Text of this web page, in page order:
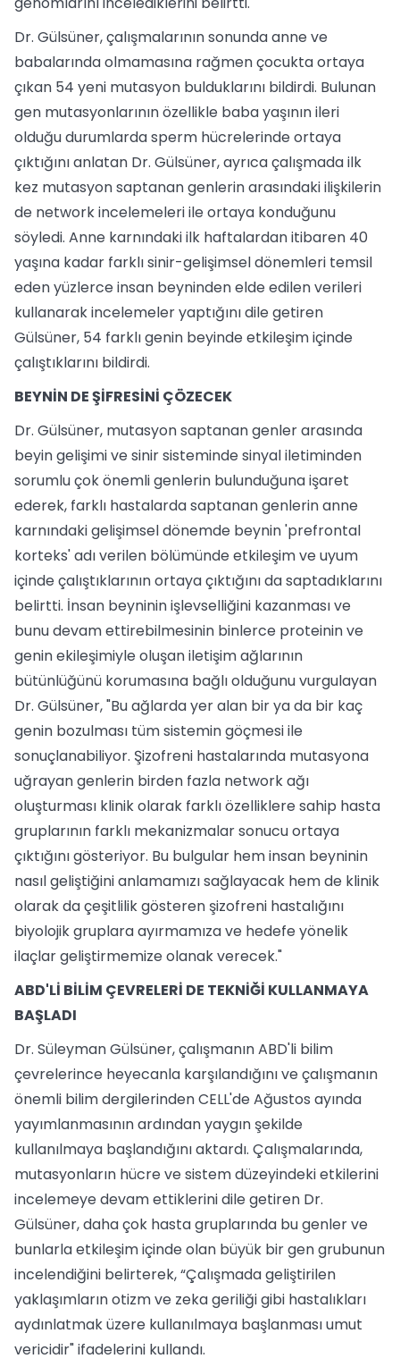
Dr. Gülsüner, çalışmalarının sonunda anne ve
babalarında olmamasına rağmen çocukta ortaya
çıkan 54 yeni mutasyon bulduklarını bildirdi. Bulunan
gen mutasyonlarının özellikle baba yaşının ileri
olduğu durumlarda sperm hücrelerinde ortaya
çıktığını anlatan Dr. Gülsüner, ayrıca çalışmada ilk
kez mutasyon saptanan genlerin arasındaki ilişkilerin
de network incelemeleri ile ortaya konduğunu
söyledi. Anne karnındaki ilk haftalardan itibaren 40
yaşına kadar farklı sinir-gelişimsel dönemleri temsil
eden yüzlerce insan beyninden elde edilen verileri
kullanarak incelemeler yaptığını dile getiren
Gülsüner, 54 farklı genin beyinde etkileşim içinde
çalıştıklarını bildirdi.
BEYNİN DE ŞİFRESİNİ ÇÖZECEK
Dr. Gülsüner, mutasyon saptanan genler arasında
beyin gelişimi ve sinir sisteminde sinyal iletiminden
sorumlu çok önemli genlerin bulunduğuna işaret
ederek, farklı hastalarda saptanan genlerin anne
karnındaki gelişimsel dönemde beynin 'prefrontal
korteks' adı verilen bölümünde etkileşim ve uyum
içinde çalıştıklarının ortaya çıktığını da saptadıklarını
belirtti. İnsan beyninin işlevselliğini kazanması ve
bunu devam ettirebilmesinin binlerce proteinin ve
genin ekileşimiyle oluşan iletişim ağlarının
bütünlüğünü korumasına bağlı olduğunu vurgulayan
Dr. Gülsüner, "Bu ağlarda yer alan bir ya da bir kaç
genin bozulması tüm sistemin göçmesi ile
sonuçlanabiliyor. Şizofreni hastalarında mutasyona
uğrayan genlerin birden fazla network ağı
oluşturması klinik olarak farklı özelliklere sahip hasta
gruplarının farklı mekanizmalar sonucu ortaya
çıktığını gösteriyor. Bu bulgular hem insan beyninin
nasıl geliştiğini anlamamızı sağlayacak hem de klinik
olarak da çeşitlilik gösteren şizofreni hastalığını
biyolojik gruplara ayırmamıza ve hedefe yönelik
ilaçlar geliştirmemize olanak verecek."
ABD'Lİ BİLİM ÇEVRELERİ DE TEKNİĞİ KULLANMAYA
BAŞLADI
Dr. Süleyman Gülsüner, çalışmanın ABD'li bilim
çevrelerince heyecanla karşılandığını ve çalışmanın
önemli bilim dergilerinden CELL'de Ağustos ayında
yayımlanmasının ardından yaygın şekilde
kullanılmaya başlandığını aktardı. Çalışmalarında,
mutasyonların hücre ve sistem düzeyindeki etkilerini
incelemeye devam ettiklerini dile getiren Dr.
Gülsüner, daha çok hasta gruplarında bu genler ve
bunlarla etkileşim içinde olan büyük bir gen grubunun
incelendiğini belirterek, “Çalışmada geliştirilen
yaklaşımların otizm ve zeka geriliği gibi hastalıkları
aydınlatmak üzere kullanılmaya başlanması umut
vericidir" ifadelerini kullandı.